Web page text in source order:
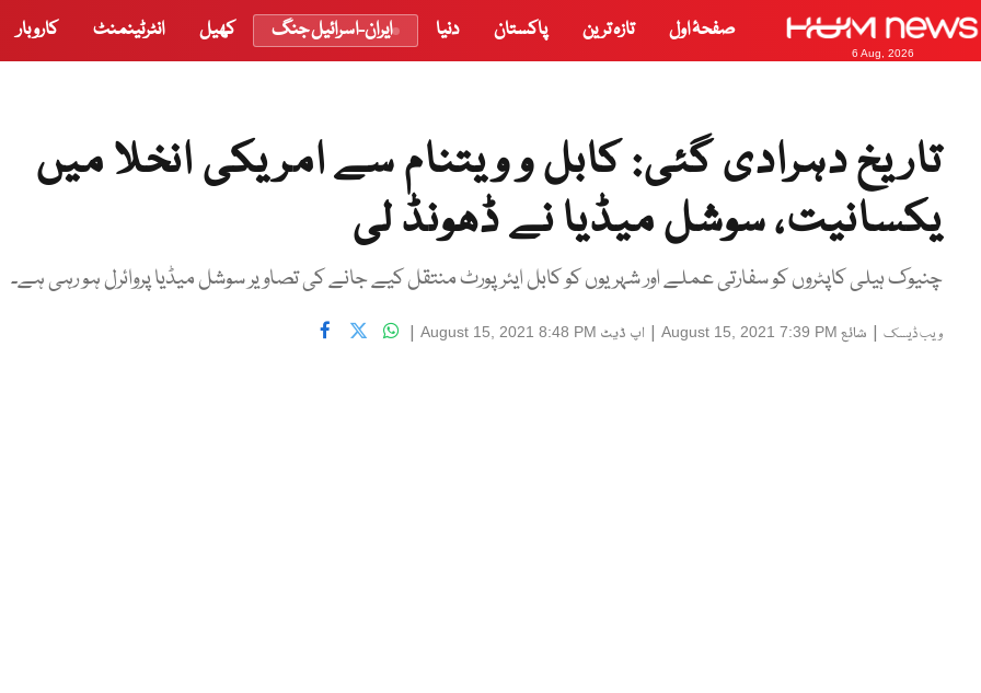
6 Aug, 2026
صفحۂ اول تازہ ترین پاکستان دنیا ایران-اسرائیل جنگ کھیل انٹرٹینمنٹ کاروبار
تاریخ دہرادی گئی: کابل و ویتنام سے امریکی انخلا میں
یکسانیت، سوشل میڈیا نے ڈھونڈ لی
چنیوک ہیلی کاپٹروں کو سفارتی عملے اور شہریوں کو کابل ایئرپورٹ منتقل کیے جانے کی تصاویر سوشل میڈیا پروائرل ہو رہی ہے۔
ویب ڈیسک | شائع August 15, 2021 7:39 PM
| اپ ڈیٹ August 15, 2021 8:48 PM
|